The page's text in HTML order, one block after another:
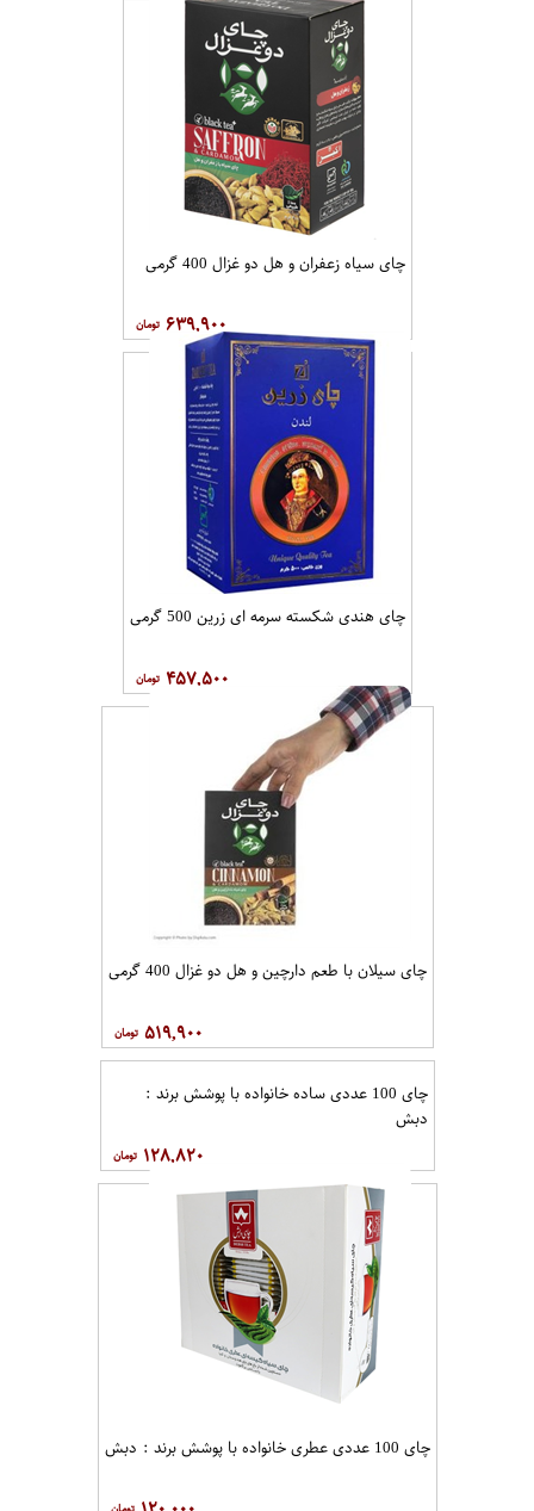
چای سیاه زعفران و هل دو غزال 400 گرمی
۶۳۹,۹۰۰
چای هندی شکسته سرمه ای زرین 500 گرمی
۴۵۷,۵۰۰
چای سیلان با طعم دارچین و هل دو غزال 400 گرمی
۵۱۹,۹۰۰
چای 100 عددی ساده خانواده با پوشش برند :
دبش
۱۲۸,۸۲۰
چای 100 عددی عطری خانواده با پوشش برند : دبش